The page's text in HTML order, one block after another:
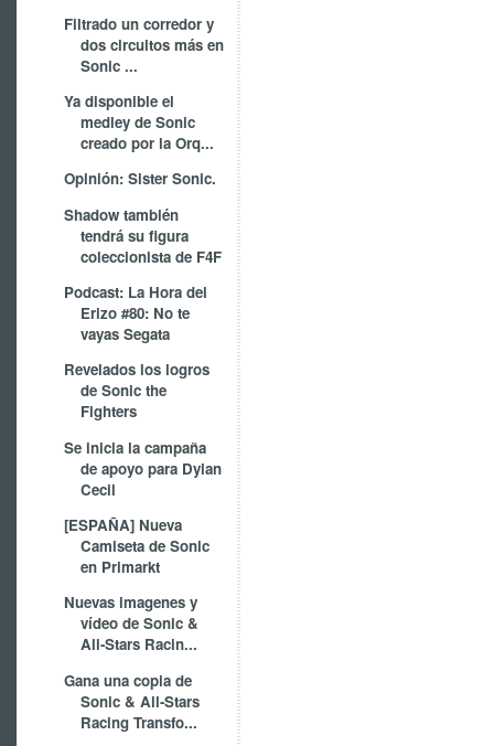
Filtrado un corredor y
dos circuitos más en
Sonic ...
Ya disponible el
medley de Sonic
creado por la Orq...
Opinión: Sister Sonic.
Shadow también
tendrá su figura
coleccionista de F4F
Podcast: La Hora del
Erizo #80: No te
vayas Segata
Revelados los logros
de Sonic the
Fighters
Se inicia la campaña
de apoyo para Dylan
Cecil
[ESPAÑA] Nueva
Camiseta de Sonic
en Primarkt
Nuevas imagenes y
vídeo de Sonic &
All-Stars Racin...
Gana una copia de
Sonic & All-Stars
Racing Transfo...